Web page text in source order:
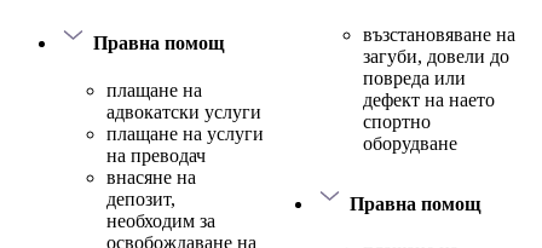
Правна помощ
плащане на
адвокатски услуги
плащане на услуги
на преводач
внасяне на
депозит,
необходим за
освобождаване на
възстановяване на
загуби, довели до
повреда или
дефект на наето
спортно
оборудване
Правна помощ